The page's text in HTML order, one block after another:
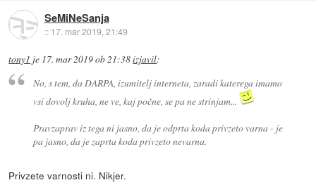
SeMiNeSanja
:: 17. mar 2019, 21:49
tony1 je 17. mar 2019 ob 21:38izjavil:
No, s tem, da DARPA, izumitelj interneta, zaradi katerega imamo
vsi dovolj kruha, ne ve, kaj počne, se pa ne strinjam...
Pravzaprav iz tega ni jasno, da je odprta koda privzeto varna - je
pa jasno, da je zaprta koda privzeto nevarna.
Privzete varnosti ni. Nikjer.